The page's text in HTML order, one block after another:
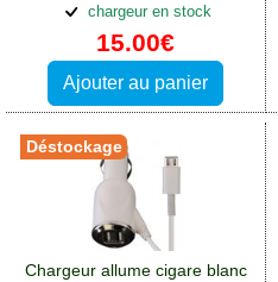
chargeur en stock
15.00€
Ajouter au panier
Chargeur allume cigare blanc
Déstockage